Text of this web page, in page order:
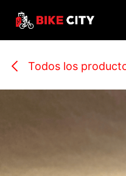
Todos los